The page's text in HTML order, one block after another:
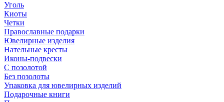
Уголь
Киоты
Четки
Православные подарки
Ювелирные изделия
Нательные кресты
Иконы-подвески
С позолотой
Без позолоты
Упаковка для ювелирных изделий
Подарочные книги